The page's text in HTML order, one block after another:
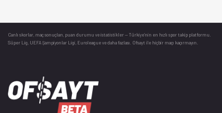
Canlı skorlar , maç sonuçları, puan durumu ve istatistikler — Türkiye’nin en hızlı spor takip platformu.
Süper Lig, UEFA Şampiyonlar Ligi, Euroleague ve daha fazlası. Ofsayt ile hiçbir maçı kaçırmayın.